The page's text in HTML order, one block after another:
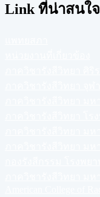
Link ที่น่าสนใจ